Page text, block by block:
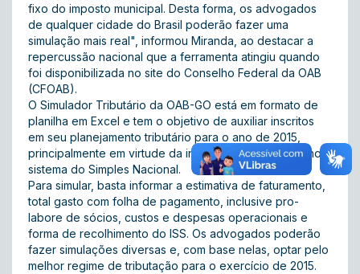
fixo do imposto municipal. Desta forma, os advogados
de qualquer cidade do Brasil poderão fazer uma
simulação mais real", informou Miranda, ao destacar a
repercussão nacional que a ferramenta atingiu quando
foi disponibilizada no site do Conselho Federal da OAB
(CFOAB).
O Simulador Tributário da OAB-GO está em formato de
planilha em Excel e tem o objetivo de auxiliar inscritos
em seu planejamento tributário para o ano de 2015,
principalmente em virtude da inclusão da advocacia no
sistema do Simples Nacional.
Para simular, basta informar a estimativa de faturamento,
total gasto com folha de pagamento, inclusive pro-
labore de sócios, custos e despesas operacionais e
forma de recolhimento do ISS. Os advogados poderão
fazer simulações diversas e, com base nelas, optar pelo
melhor regime de tributação para o exercício de 2015.